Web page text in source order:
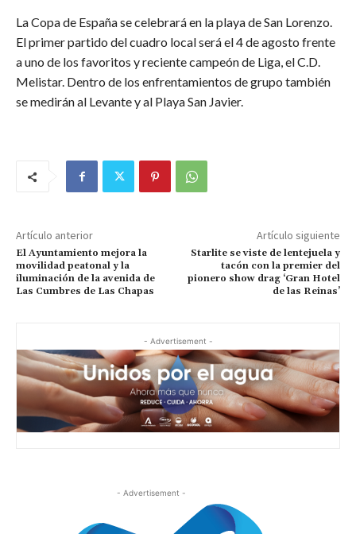
La Copa de España se celebrará en la playa de San Lorenzo.
El primer partido del cuadro local será el 4 de agosto frente
a uno de los favoritos y reciente campeón de Liga, el C.D.
Melistar. Dentro de los enfrentamientos de grupo también
se medirán al Levante y al Playa San Javier.
Artículo anterior
El Ayuntamiento mejora la
movilidad peatonal y la
iluminación de la avenida de
Las Cumbres de Las Chapas
Artículo siguiente
Starlite se viste de lentejuela y
tacón con la premier del
pionero show drag ‘Gran Hotel
de las Reinas’
- Advertisement -
- Advertisement -